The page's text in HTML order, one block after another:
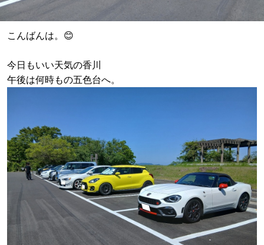
こんばんは。😊
今日もいい天気の香川
午後は何時もの五色台へ。